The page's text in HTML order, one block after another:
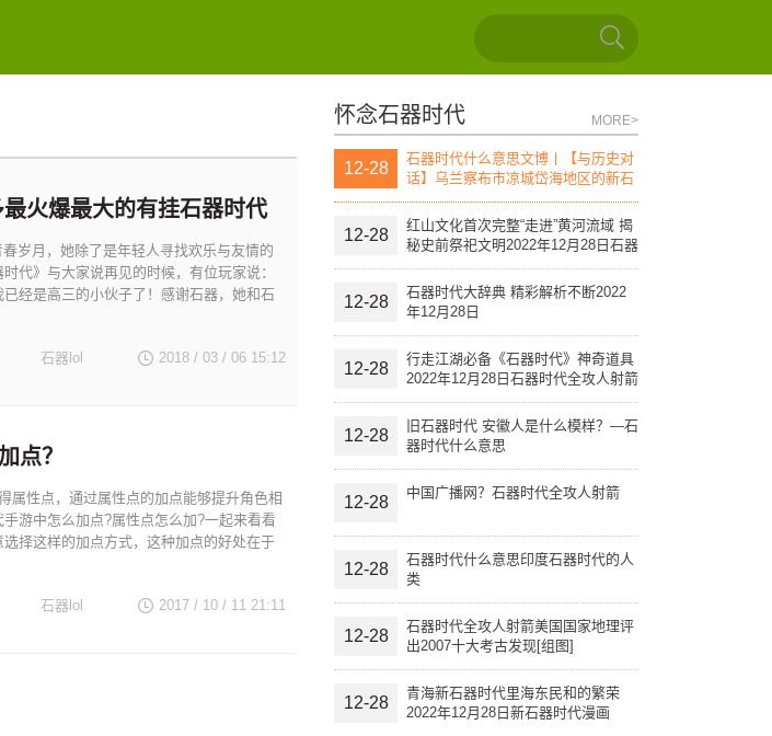
火爆最大的有挂石器时代
岁月，她除了是年轻人寻找欢乐与友情的
代》与大家说再见的时候，有位玩家说：
经是高三的小伙子了！感谢石器，她和石
2018 / 03 / 06 15:12
石器lol
点？
属性点，通过属性点的加点能够提升角色相
游中怎么加点?属性点怎么加?一起来看看
择这样的加点方式，这种加点的好处在于
2017 / 10 / 11 21:11
石器lol
怀念石器时代 MORE>
12-28
石器时代什么意思文博丨【与历史对
话】乌兰察布市凉城岱海地区的新石
器时代文化遗址（上）
12-28
红山文化首次完整“走进”黄河流域 揭
秘史前祭祀文明2022年12月28日石器
时代全攻人射箭
12-28
石器时代大辞典 精彩解析不断2022
年12月28日
12-28
行走江湖必备《石器时代》神奇道具
2022年12月28日石器时代全攻人射箭
12-28
旧石器时代 安徽人是什么模样？—石
器时代什么意思
12-28
中国广播网？石器时代全攻人射箭
12-28
石器时代什么意思印度石器时代的人
类
12-28
石器时代全攻人射箭美国国家地理评
出2007十大考古发现[组图]
12-28
青海新石器时代里海东民和的繁荣
2022年12月28日新石器时代漫画